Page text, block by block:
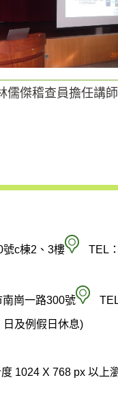
儒傑稽查員擔任講師
c棟2、3樓南
縣
政
環
TEL
崗一路300號空
氣
染
日及例假日休息)
1024 X 768 px 以上